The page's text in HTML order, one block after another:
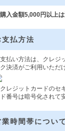
入金額5,000円以上
支払方法
払い方法は、クレジ
決済がご利用いただ
レジットカードのセ
番号は暗号化されて
業時間帯について